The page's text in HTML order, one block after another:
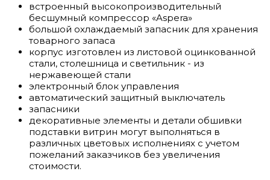
встроенный высокопроизводительный
бесшумный компрессор «Aspera»
большой охлаждаемый запасник для хранения
товарного запаса
корпус изготовлен из листовой оцинкованной
стали, столешница и светильник - из
нержавеющей стали
электронный блок управления
автоматический защитный выключатель
запасники
декоративные элементы и детали обшивки
подставки витрин могут выполняться в
различных цветовых исполнениях с учетом
пожеланий заказчиков без увеличения
стоимости.